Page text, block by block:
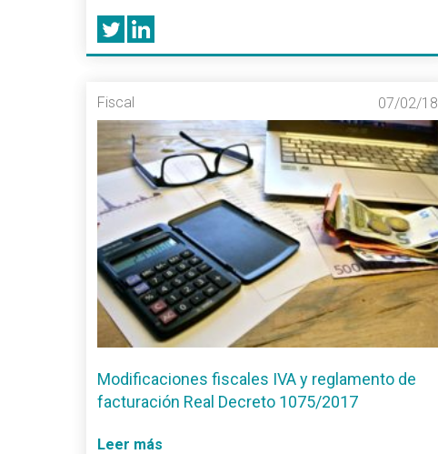
Fiscal 07/02/18
Modificaciones fiscales IVA y reglamento de
facturación Real Decreto 1075/2017
Leer más